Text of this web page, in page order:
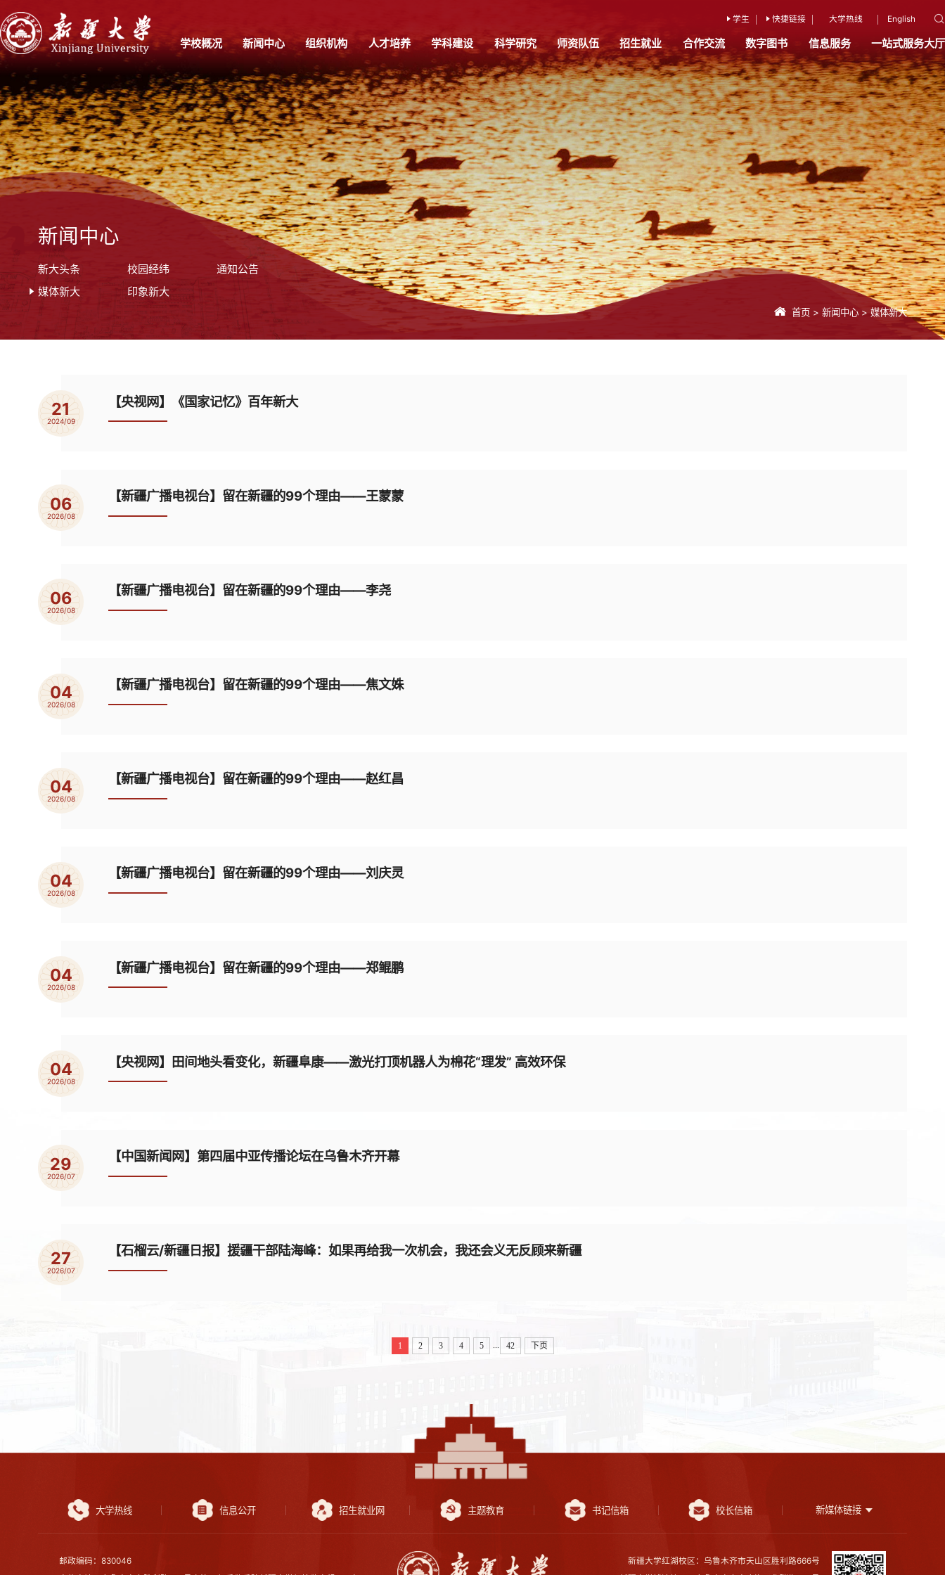
学生 快捷链接 大学热线 English
学校概况 新闻中心 组织机构 人才培养 学科建设 科学研究 师资队伍 招生就业 合作交流 数字图书 信息服务 一站式服务大厅
首页 >新闻中心 >媒体新大
新闻中心
新大头条 校园经纬
通知公告
媒体新大
印象新大
21
2024/09
【央视网】《国家记忆》百年新大
06
2026/08
【新疆广播电视台】留在新疆的99个理由——王蒙蒙
06
2026/08
【新疆广播电视台】留在新疆的99个理由——李尧
04
2026/08
【新疆广播电视台】留在新疆的99个理由——焦文姝
04
2026/08
【新疆广播电视台】留在新疆的99个理由——赵红昌
04
2026/08
【新疆广播电视台】留在新疆的99个理由——刘庆灵
04
2026/08
【新疆广播电视台】留在新疆的99个理由——郑鲲鹏
04
2026/08
【央视网】田间地头看变化，新疆阜康——激光打顶机器人为棉花“理发” 高效环保
29
2026/07
【中国新闻网】第四届中亚传播论坛在乌鲁木齐开幕
27
2026/07
【石榴云/新疆日报】援疆干部陆海峰：如果再给我一次机会，我还会义无反顾来新疆
1 2 3 4 5 42 下页
大学热线 信息公开 招生就业网 主题教育 书记信箱 校长信箱 新媒体链接
邮政编码：830046
新疆大学红湖校区：乌鲁木齐市天山区胜利路666号